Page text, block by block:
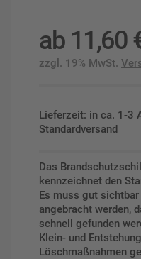
ab 11,60
zzgl. 19% MwSt.
Lieferzeit: in ca. 1-3
Standardversand
Das
kennzeichnet den
Es muss gut sichtbar
angebracht werden,
schnell gefunden
Klein- und
Löschmaßnahmen